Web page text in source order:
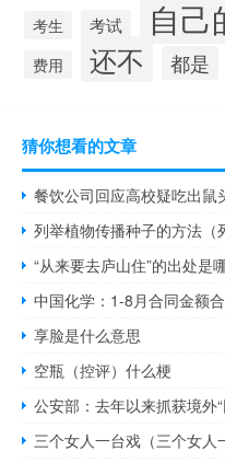
考生 考试 自己
费用 还不 都是
猜你想看的文章
列举植物传播种子的方法（
“从来要去庐山住”的出处是
中国化学：1-8月合同金额
享脸是什么意思
空瓶（控评）什么梗
公安部：去年以来抓获境外
三个女人一台戏（三个女人